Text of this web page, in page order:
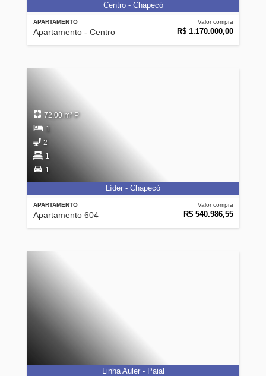
APARTAMENTO
Apartamento - Centro
Valor compra
R$ 1.170.000,00
Centro - Chapecó
APARTAMENTO
Apartamento 604
Valor compra
R$ 540.986,55
72,00 m² P
1
2
1
1
Líder - Chapecó
Linha Auler - Paial